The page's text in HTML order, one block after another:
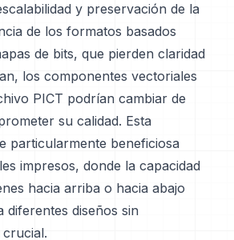
y preservación de la
de los formatos basados
de bits, que pierden claridad
los componentes vectoriales
PICT podrían cambiar de
su calidad. Esta
particularmente beneficiosa
impresos, donde la capacidad
hacia arriba o hacia abajo
diferentes diseños sin